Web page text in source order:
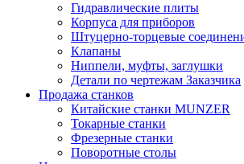
Гидравлические плиты
Корпуса для приборов
Штуцерно-торцевые
Клапаны
Ниппели, муфты, заглушки
Детали по чертежам Заказчика
Продажа станков
Китайские станки MUNZER
Токарные станки
Фрезерные станки
Поворотные столы